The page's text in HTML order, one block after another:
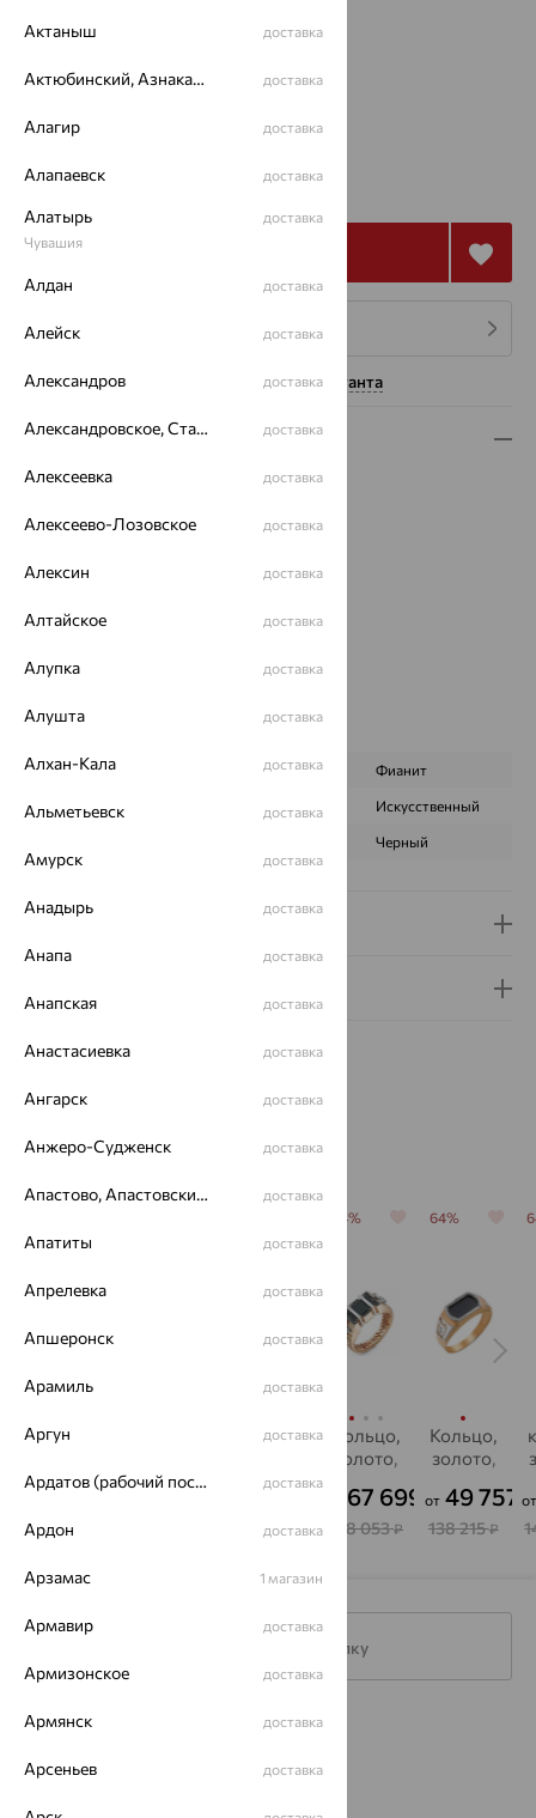
50 672 168 907
4 платежа по 12 668₽
Нужна помощь консультанта
Описание
Вид изделия:
Цвет металла:
Страна происхождения:
РОССИЯ
Цвет вставки:
Характеристика вставки:
ВИД КАМНЯ Оникс Фианит
ПРОИСХОЖДЕНИЕ Искусственный
Черный
Доставка и оплата
Похожие изделия
Кольцо,
оникс
45 920
127 556
оникс
70 037
Кольцо,
оникс
49 886
138 572₽
64%
Кольцо,
золото,
67 699₽
188 053₽
64%
Кольцо,
золото,
от 49 757₽
138 215₽
Подписаться на рассылку
Каталог
Акции
Актаныш доставка
Актюбинский, Азнакаевский район доставка
Алагир доставка
Алапаевск доставка
Алатырь
Чувашия
доставка
Алдан доставка
Алейск доставка
Александров доставка
Александровское, Ставропольский край доставка
Алексеевка доставка
Алексеево-Лозовское доставка
Алексин доставка
Алтайское доставка
Алупка доставка
Алушта доставка
Алхан-Кала доставка
Альметьевск доставка
Амурск доставка
Анадырь доставка
Анапа доставка
Анапская доставка
Анастасиевка доставка
Ангарск доставка
Анжеро-Судженск доставка
Апастово, Апастовский район доставка
Апатиты доставка
Апрелевка доставка
Апшеронск доставка
Арамиль доставка
Аргун доставка
Ардатов (рабочий поселок) доставка
Ардон доставка
Арзамас 1 магазин
Армавир доставка
Армизонское доставка
Армянск доставка
Арсеньев доставка